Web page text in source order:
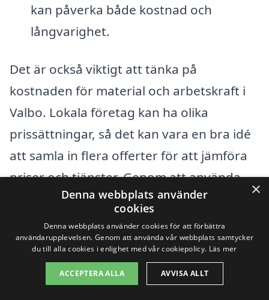
kan påverka både kostnad och
långvarighet.
Det är också viktigt att tänka på
kostnaden för material och arbetskraft i
Valbo. Lokala företag kan ha olika
prissättningar, så det kan vara en bra idé
att samla in flera offerter för att jämföra
priser och tjänster. Genom att använda
plattformar som fasadrenovering-pris.se
kan du enkelt hitta och kontakta olika
professionella inom området. Detta gör
att du kan få en uppfattning om vad som
är rimligt att betala för en
×
Denna webbplats använder
cookies
Denna webbplats använder cookies för att förbättra
användarupplevelsen. Genom att använda vår webbplats samtycker
du till alla cookies i enlighet med vår cookiepolicy. Läs mer
ACCEPTERA ALLA AVVISA ALLT